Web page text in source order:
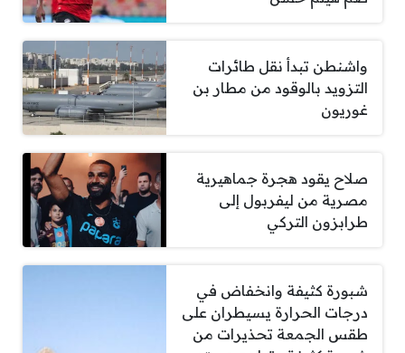
واشنطن تبدأ نقل طائرات
التزويد بالوقود من مطار بن
غوريون
صلاح يقود هجرة جماهيرية
مصرية من ليفربول إلى
طرابزون التركي
شبورة كثيفة وانخفاض في
درجات الحرارة يسيطران على
طقس الجمعة تحذيرات من